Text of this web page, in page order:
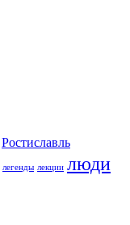
Ростиславль
легенды лекции люди